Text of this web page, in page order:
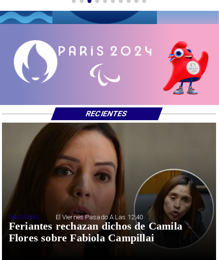
Feriantes rechazan dichos de Camila
Flores sobre Fabiola Campillai
NACIONAL El Viernes Pasado A Las 12:40
RECIENTES